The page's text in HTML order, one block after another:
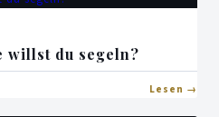
willst du segeln?
Lesen